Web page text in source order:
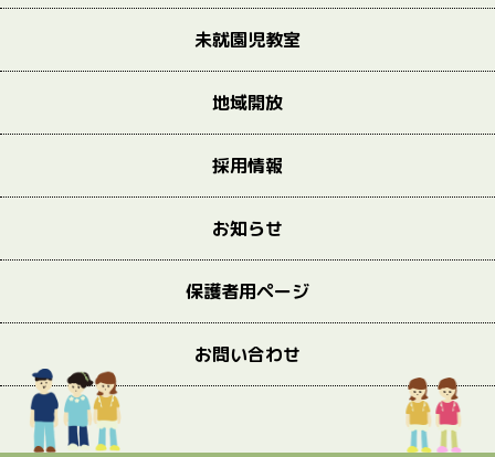
未就園児教室
地域開放
採用情報
お知らせ
保護者用ページ
お問い合わせ